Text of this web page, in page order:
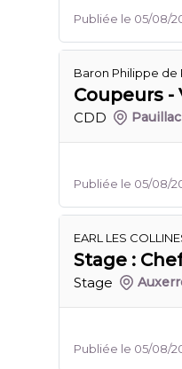
Publiée le 05/08/
Baron Philippe de
Coupeurs -
CDD Pauillac
Publiée le 05/08/
EARL LES
Stage :
Stage
Publiée le 05/08/